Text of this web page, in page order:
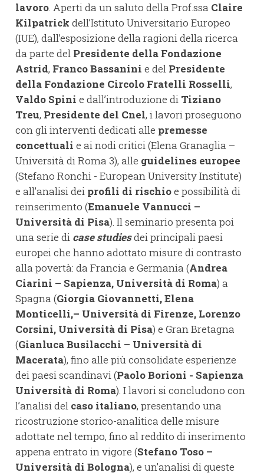
lavoro. Aperti da un saluto della Prof.ssa Claire
Kilpatrick dell’Istituto Universitario Europeo
(IUE), dall’esposizione della ragioni della ricerca
da parte del Presidente della Fondazione
Astrid, Franco Bassanini e del Presidente
della Fondazione Circolo Fratelli Rosselli,
Valdo Spini e dall’introduzione di Tiziano
Treu, Presidente del Cnel, i lavori proseguono
con gli interventi dedicati alle premesse
concettuali e ai nodi critici (Elena Granaglia –
Università di Roma 3), alle guidelines europee
(Stefano Ronchi - European University Institute)
e all’analisi dei profili di rischioe possibilità di
reinserimento (Emanuele Vannucci –
Università di Pisa). Il seminario presenta poi
una serie di case studiesdei principali paesi
europei che hanno adottato misure di contrasto
alla povertà: da Francia e Germania (Andrea
Ciarini – Sapienza, Università di Roma) a
Spagna (Giorgia Giovannetti, Elena
Monticelli,– Università di Firenze, Lorenzo
Corsini, Università di Pisa) e Gran Bretagna
(Gianluca Busilacchi – Università di
Macerata), fino alle più consolidate esperienze
dei paesi scandinavi (Paolo Borioni - Sapienza
Università di Roma). I lavori si concludono con
l’analisi del caso italiano, presentando una
ricostruzione storico-analitica delle misure
adottate nel tempo, fino al reddito di inserimento
appena entrato in vigore (Stefano Toso –
Università di Bologna), e un’analisi di queste